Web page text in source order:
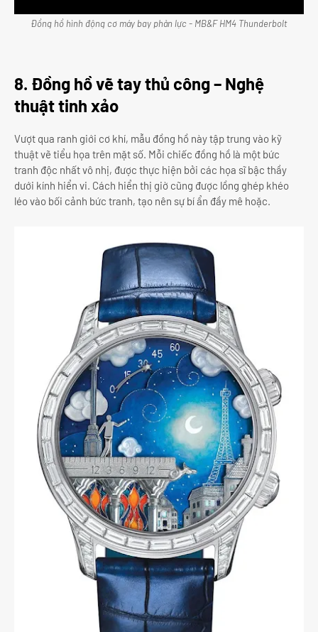
Đồng hồ hình động cơ máy bay phản lực - MB&F HM4 Thunderbolt
8. Đồng hồ vẽ tay thủ công – Nghệ
thuật tinh xảo
Vượt qua ranh giới cơ khí, mẫu đồng hồ này tập trung vào kỹ
thuật vẽ tiểu họa trên mặt số. Mỗi chiếc đồng hồ là một bức
tranh độc nhất vô nhị, được thực hiện bởi các họa sĩ bậc thầy
dưới kính hiển vi. Cách hiển thị giờ cũng được lồng ghép khéo
léo vào bối cảnh bức tranh, tạo nên sự bí ẩn đầy mê hoặc.